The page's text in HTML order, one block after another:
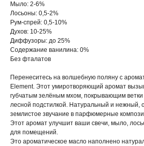
Мыло: 2-6%
Лосьоны: 0,5-2%
Рум-спрей: 0,5-10%
Духов: 10-25%
Диффузоры: до 25%
Содержание ванилина: 0%
Без фталатов
Перенеситесь на волшебную поляну с
Element. Этот умиротворяющий аромат
губчатым зелёным мхом, покрывающим ветки
лесной подстилкой. Натуральный и нежный,
землистое звучание в парфюмерные
Этот аромат улучшит ваши свечи, мыло,
для помещений.
Это ароматическое масло наполнено